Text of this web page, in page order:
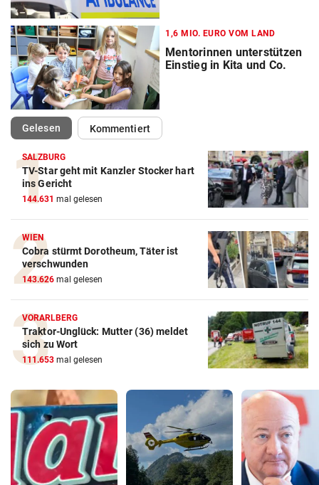
1,6 MIO. EURO VOM LAND
Mentorinnen unterstützen
Einstieg in Kita und Co.
Gelesen(ausgewählt)Kommentiert
SALZBURG
TV-Star geht mit Kanzler Stocker hart
ins Gericht
144.631 mal gelesen
WIEN
Cobra stürmt Dorotheum, Täter ist
verschwunden
143.626 mal gelesen
VORARLBERG
Traktor-Unglück: Mutter (36) meldet
sich zu Wort
111.653 mal gelesen